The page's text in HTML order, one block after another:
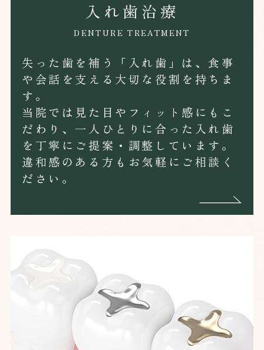
入れ歯治療
DENTURE TREATMENT
失った歯を補う「入れ歯」は、食事
や会話を支える大切な役割を持ちま
す。
当院では見た目やフィット感にもこ
だわり、一人ひとりに合った入れ歯
を丁寧にご提案・調整しています。
違和感のある方もお気軽にご相談く
ださい。